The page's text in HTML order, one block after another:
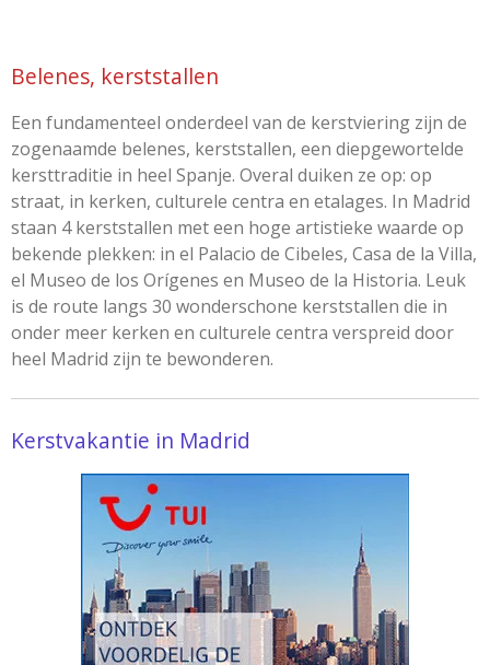
Belenes, kerststallen
Een fundamenteel onderdeel van de kerstviering zijn de
zogenaamde belenes, kerststallen, een diepgewortelde
kersttraditie in heel Spanje. Overal duiken ze op: op
straat, in kerken, culturele centra en etalages. In Madrid
staan 4 kerststallen met een hoge artistieke waarde op
bekende plekken: in el Palacio de Cibeles, Casa de la Villa,
el Museo de los Orígenes en Museo de la Historia. Leuk
is de route langs 30 wonderschone kerststallen die in
onder meer kerken en culturele centra verspreid door
heel Madrid zijn te bewonderen.
Kerstvakantie in Madrid